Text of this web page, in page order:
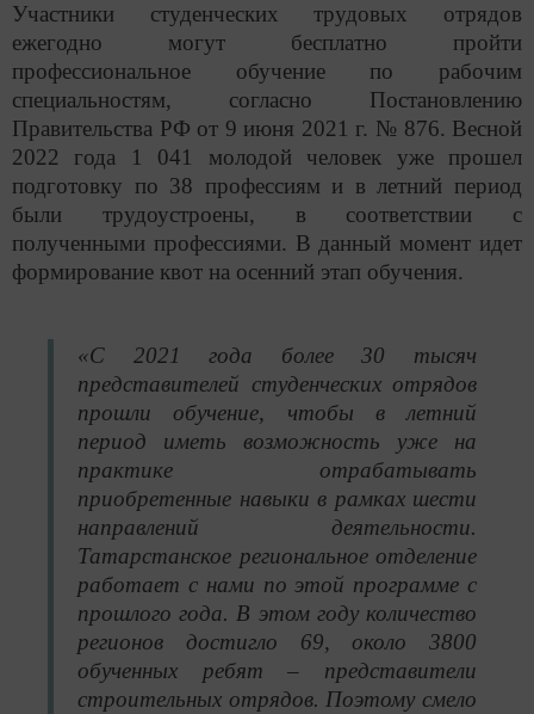
Участники студенческих трудовых отрядов
ежегодно могут бесплатно пройти
профессиональное обучение по рабочим
специальностям, согласно Постановлению
Правительства РФ от 9 июня 2021 г. № 876. Весной
2022 года 1 041 молодой человек уже прошел
подготовку по 38 профессиям и в летний период
были трудоустроены, в соответствии с
полученными профессиями. В данный момент идет
формирование квот на осенний этап обучения.
«С 2021 года более 30 тысяч
представителей студенческих отрядов
прошли обучение, чтобы в летний
период иметь возможность уже на
практике отрабатывать
приобретенные навыки в рамках шести
направлений деятельности.
Татарстанское региональное отделение
работает с нами по этой программе с
прошлого года. В этом году количество
регионов достигло 69, около 3800
обученных ребят – представители
строительных отрядов. Поэтому смело